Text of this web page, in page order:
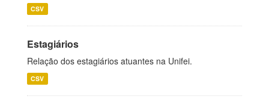
CSV
Estagiários
Relação dos estagiários atuantes na Unifei.
CSV